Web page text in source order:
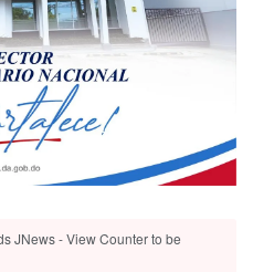
JNews - View Counter to be